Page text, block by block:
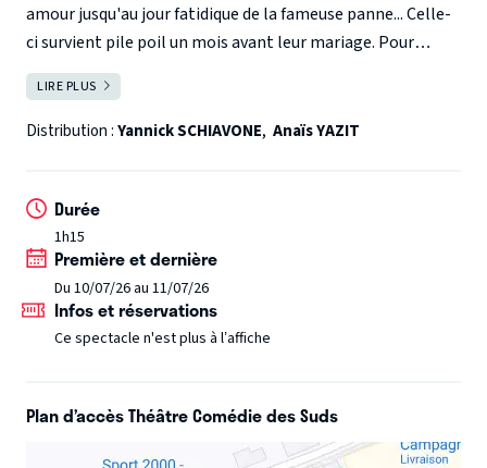
amour jusqu'au jour fatidique de la fameuse panne... Celle-
ci survient pile poil un mois avant leur mariage. Pour
sauver leur couple, ils vont devoir se dépasser ! S'en
remettre à des spécialistes plus délirants les uns que les
autres, à une belle-soeur haute en couleurs, un coach de
savoir venez découvrir sur scène le couple le plus drôle et
attachant que vous n'avez jamais vu...
LIRE PLUS
Distribution :Yannick SCHIAVONE, Anaïs YAZIT
Durée
1h15
Première et dernière
Du 10/07/26 au 11/07/26
Infos et réservations
Ce spectacle n'est plus à l’affiche
Plan d’accès Théâtre Comédie des Suds